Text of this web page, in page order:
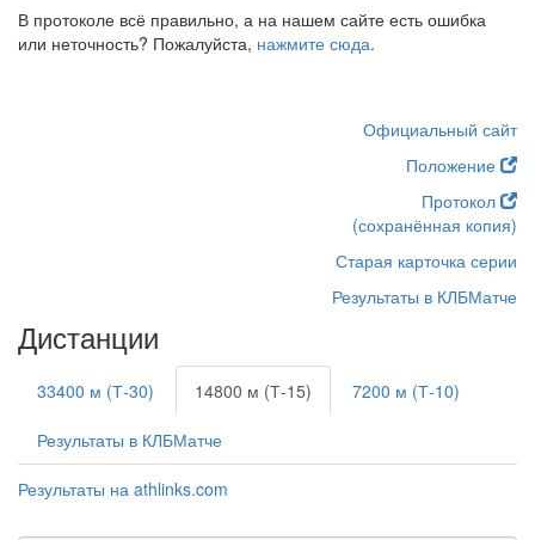
В протоколе всё правильно, а на нашем сайте есть ошибка
или неточность? Пожалуйста, нажмите сюда.
Официальный сайт
Положение
Протокол
(сохранённая копия)
Старая карточка серии
Результаты в КЛБМатче
Дистанции
33400 м (Т-30) 14800 м (Т-15) 7200 м (Т-10)
Результаты в КЛБМатче
Результаты на athlinks.com